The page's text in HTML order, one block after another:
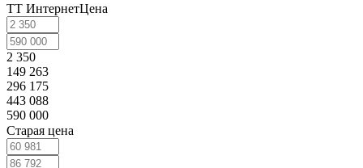
ТТ ИнтернетЦена
2 350
149 263
296 175
443 088
590 000
Старая цена